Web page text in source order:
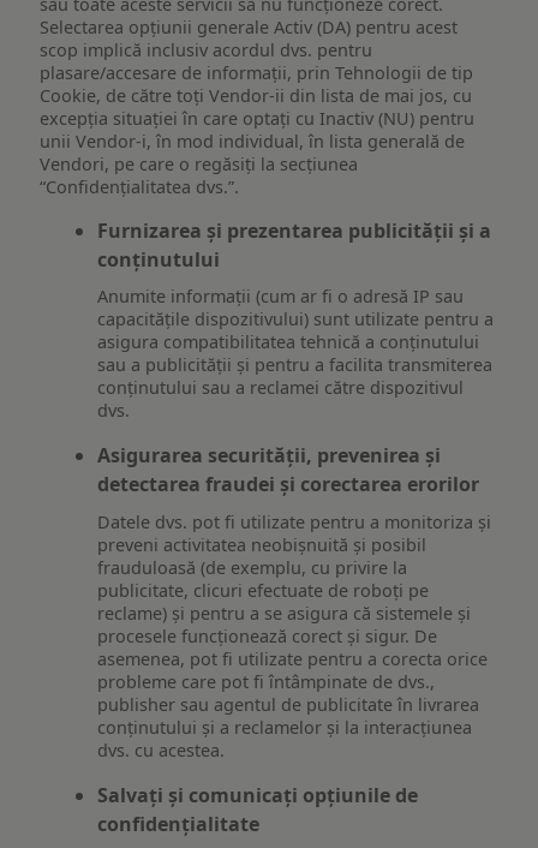
Selectarea opțiunii generale Activ (DA) pentru acest
scop implică inclusiv acordul dvs. pentru
plasare/accesare de informații, prin Tehnologii de tip
Cookie, de către toți Vendor-ii din lista de mai jos, cu
excepția situației în care optați cu Inactiv (NU) pentru
unii Vendor-i, în mod individual, în lista generală de
Vendori, pe care o regăsiți la secțiunea
“Confidențialitatea dvs.”.
Furnizarea și prezentarea publicității și a
conținutului
Anumite informații (cum ar fi o adresă IP sau
capacitățile dispozitivului) sunt utilizate pentru a
asigura compatibilitatea tehnică a conținutului
sau a publicității și pentru a facilita transmiterea
conținutului sau a reclamei către dispozitivul
dvs.
Asigurarea securității, prevenirea și
detectarea fraudei și corectarea erorilor
Datele dvs. pot fi utilizate pentru a monitoriza și
preveni activitatea neobișnuită și posibil
frauduloasă (de exemplu, cu privire la
publicitate, clicuri efectuate de roboți pe
reclame) și pentru a se asigura că sistemele și
procesele funcționează corect și sigur. De
asemenea, pot fi utilizate pentru a corecta orice
probleme care pot fi întâmpinate de dvs.,
publisher sau agentul de publicitate în livrarea
conținutului și a reclamelor și la interacțiunea
dvs. cu acestea.
Salvați și comunicați opțiunile de
confidențialitate